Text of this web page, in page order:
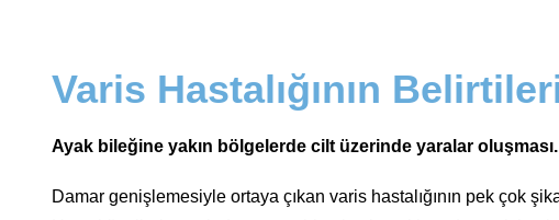
Varis Hastalığının
Ayak bileğine yakın bölgelerde cilt üzerinde yaralar oluşması.
Damar genişlemesiyle ortaya çıkan varis hastalığının pek çok